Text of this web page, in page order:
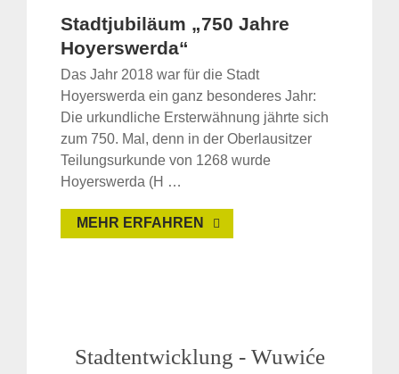
Stadtjubiläum „750 Jahre
Hoyerswerda“
Das Jahr 2018 war für die Stadt
Hoyerswerda ein ganz besonderes Jahr:
Die urkundliche Ersterwähnung jährte sich
zum 750. Mal, denn in der Oberlausitzer
Teilungsurkunde von 1268 wurde
Hoyerswerda (H …
MEHR ERFAHREN
Stadtentwicklung - Wuwiće